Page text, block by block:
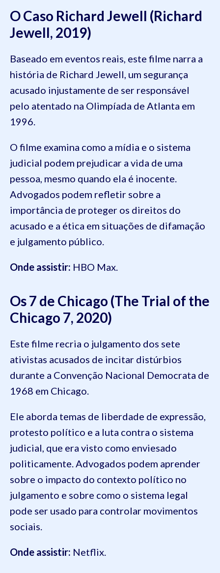
O Caso Richard Jewell (Richard
Jewell, 2019)
Baseado em eventos reais, este filme narra a
história de Richard Jewell, um segurança
acusado injustamente de ser responsável
pelo atentado na Olimpíada de Atlanta em
1996.
O filme examina como a mídia e o sistema
judicial podem prejudicar a vida de uma
pessoa, mesmo quando ela é inocente.
Advogados podem refletir sobre a
importância de proteger os direitos do
acusado e a ética em situações de difamação
e julgamento público.
Onde assistir: HBO Max.
Os 7 de Chicago (The Trial of the
Chicago 7, 2020)
Este filme recria o julgamento dos sete
ativistas acusados de incitar distúrbios
durante a Convenção Nacional Democrata de
1968 em Chicago.
Ele aborda temas de liberdade de expressão,
protesto político e a luta contra o sistema
judicial, que era visto como enviesado
politicamente. Advogados podem aprender
sobre o impacto do contexto político no
julgamento e sobre como o sistema legal
pode ser usado para controlar movimentos
sociais.
Onde assistir: Netflix.